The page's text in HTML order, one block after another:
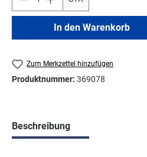
In den Warenkorb
Zum Merkzettel hinzufügen
Produktnummer: 369078
Beschreibung